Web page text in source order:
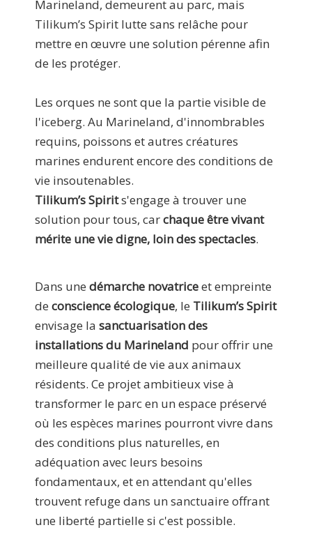
Marineland, demeurent au parc, mais
Tilikum’s Spirit lutte sans relâche pour
mettre en œuvre une solution pérenne afin
de les protéger.
Les orques ne sont que la partie visible de
l'iceberg. Au Marineland, d'innombrables
requins, poissons et autres créatures
marines endurent encore des conditions de
vie insoutenables.
Tilikum’s Spirits'engage à trouver une
solution pour tous, carchaque être vivant
mérite une vie digne, loin des spectacles.
Dans une démarche novatriceet empreinte
deconscience écologique, le Tilikum’s Spirit
envisage lasanctuarisation des
installations du Marineland pour offrir une
meilleure qualité de vie aux animaux
résidents. Ce projet ambitieux vise à
transformer le parc en un espace préservé
où les espèces marines pourront vivre dans
des conditions plus naturelles, en
adéquation avec leurs besoins
fondamentaux, et en attendant qu'elles
trouvent refuge dans un sanctuaire offrant
une liberté partielle si c'est possible.